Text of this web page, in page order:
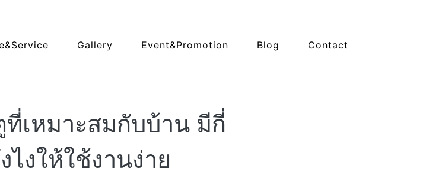
Gallery Event&Promotion Blog Contact
ที่เหมาะสมกับบ้าน มีกี่
ไงให้ใช้งานง่าย